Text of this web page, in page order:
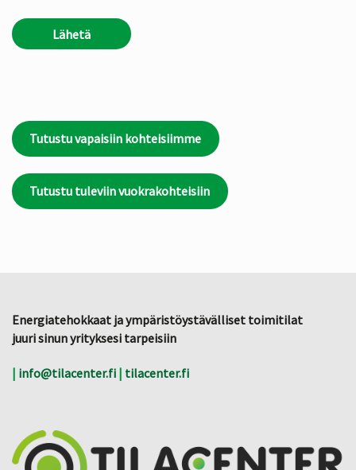
Lähetä
Tutustu vapaisiin kohteisiimme
Tutustu tuleviin vuokrakohteisiin
Energiatehokkaat ja ympäristöystävälliset toimitilat
juuri sinun yrityksesi tarpeisiin
| info@tilacenter.fi | tilacenter.fi